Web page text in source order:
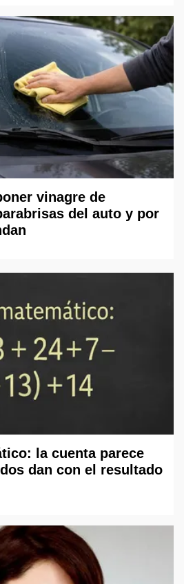
vinagre de
del auto y por
la cuenta parece
dan con el resultado